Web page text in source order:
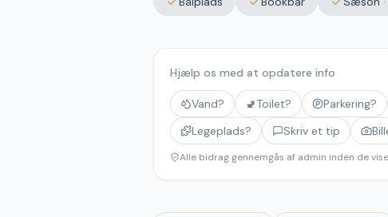
Hjælp os med at opdatere info
Vand? 🚽Toilet? Parkering?
Legeplads?
Skriv et tip
Alle bidrag gennemgås af admin inden de